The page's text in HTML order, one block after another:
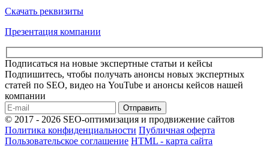
Скачать реквизиты
Презентация компании
Подписаться на новые экспертные статьи и кейсы
Подпишитесь, чтобы получать анонсы новых экспертных
статей по SEO, видео на YouTube и анонсы кейсов нашей
компании
Отправить
© 2017 - 2026 SEO-оптимизация и продвижение сайтов
Политика конфиденциальности Публичная оферта
Пользовательское соглашение HTML - карта сайта